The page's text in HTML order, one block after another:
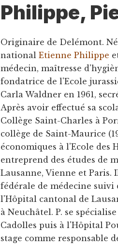
Philippe,
Originaire de Delémont.
nationalEtienne Philippe
médecin, maîtresse
fondatrice de l'Ecole
Carla Waldner en 1961,
Après avoir effectué sa
Collège Saint-Charles à
collège de Saint-Maurice
économiques à l'Ecole des
entreprend des études de
Lausanne, Vienne et Paris.
fédérale de médecine
l'Hôpital cantonal de
à Neuchâtel. P. se
Cadolles puis à l'Hôpital
stage comme responsable